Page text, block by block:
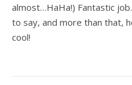
almost…HaHa!) Fantastic
to say, and more than that,
cool!